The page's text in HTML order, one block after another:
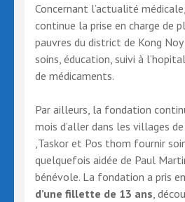
Concernant l’actualité
continue la prise en charge de
pauvres du district de Kong
soins, éducation, suivi à
de médicaments.
Par ailleurs, la fondation
mois d’aller dans les villages
,Taskor et Pos thom fournir
quelquefois aidée de Paul
bénévole. La fondation a pris
d’une fillette de 13 ans ,